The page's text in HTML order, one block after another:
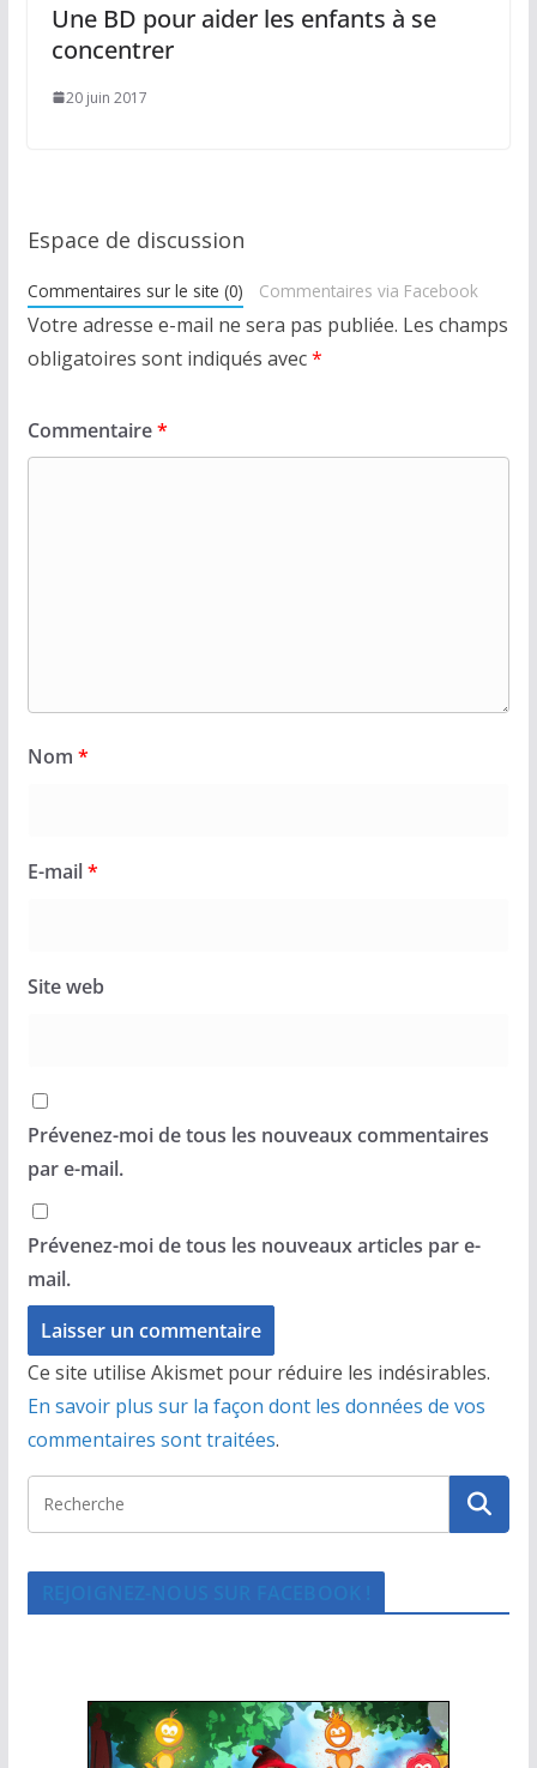
Une BD pour aider les enfants à se
concentrer
20 juin 2017
Espace de discussion
Commentaires sur le site (0) Commentaires via Facebook
Votre adresse e-mail ne sera pas publiée. Les champs
obligatoires sont indiqués avec*
Commentaire*
Nom *
E-mail*
Site web
Prévenez-moi de tous les nouveaux commentaires
par e-mail.
Prévenez-moi de tous les nouveaux articles par e-
mail.
Ce site utilise Akismet pour réduire les indésirables.
En savoir plus sur la façon dont les données de vos
commentaires sont traitées.
REJOIGNEZ-NOUS SUR FACEBOOK !